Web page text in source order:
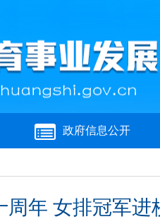
政府信息公开
周年 女排冠军